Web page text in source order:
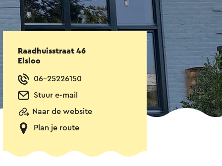
Raadhuisstraat 46
Elsloo
06-25226150
Stuur e-mail
Naar de website
Plan je route